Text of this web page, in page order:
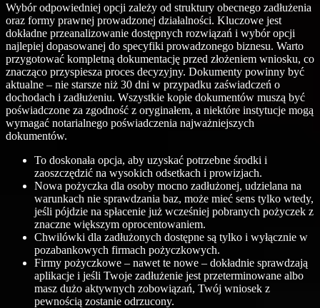
Wybór odpowiedniej opcji zależy od struktury obecnego zadłużenia
oraz formy prawnej prowadzonej działalności. Kluczowe jest
dokładne przeanalizowanie dostępnych rozwiązań i wybór opcji
najlepiej dopasowanej do specyfiki prowadzonego biznesu. Warto
przygotować kompletną dokumentację przed złożeniem wniosku, co
znacząco przyspiesza proces decyzyjny. Dokumenty powinny być
aktualne – nie starsze niż 30 dni w przypadku zaświadczeń o
dochodach i zadłużeniu. Wszystkie kopie dokumentów muszą być
poświadczone za zgodność z oryginałem, a niektóre instytucje mogą
wymagać notarialnego poświadczenia najważniejszych
dokumentów.
To doskonała opcja, aby uzyskać potrzebne środki i
zaoszczędzić na wysokich odsetkach i prowizjach.
Nowa pożyczka dla osoby mocno zadłużonej, udzielana na
warunkach nie sprawdzania baz, może mieć sens tylko wtedy,
jeśli pójdzie na spłacenie już wcześniej pobranych pożyczek z
znaczne większym oprocentowaniem.
Chwilówki dla zadłużonych dostępne są tylko i wyłącznie w
pozabankowych firmach pożyczkowych.
Firmy pożyczkowe – nawet te nowe – dokładnie sprawdzają
aplikacje i jeśli Twoje zadłużenie jest przeterminowane albo
masz dużo aktywnych zobowiązań, Twój wniosek z
pewnością zostanie odrzucony.